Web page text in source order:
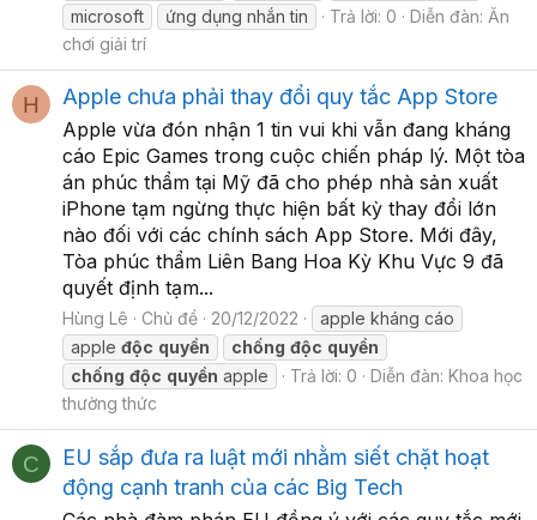
microsoft
ứng dụng nhắn tin Trả lời: 0 Diễn đàn: Ăn
chơi giải trí
H Apple chưa phải thay đổi quy tắc App Store
Apple vừa đón nhận 1 tin vui khi vẫn đang kháng
cáo Epic Games trong cuộc chiến pháp lý. Một tòa
án phúc thẩm tại Mỹ đã cho phép nhà sản xuất
iPhone tạm ngừng thực hiện bất kỳ thay đổi lớn
nào đối với các chính sách App Store. Mới đây,
Tòa phúc thẩm Liên Bang Hoa Kỳ Khu Vực 9 đã
quyết định tạm...
Hùng Lê Chủ đề 20/12/2022
apple kháng cáo
apple độc quyền chống độc quyền
chống độc quyền apple Trả lời: 0 Diễn đàn: Khoa học
thường thức
C
EU sắp đưa ra luật mới nhằm siết chặt hoạt
động cạnh tranh của các Big Tech